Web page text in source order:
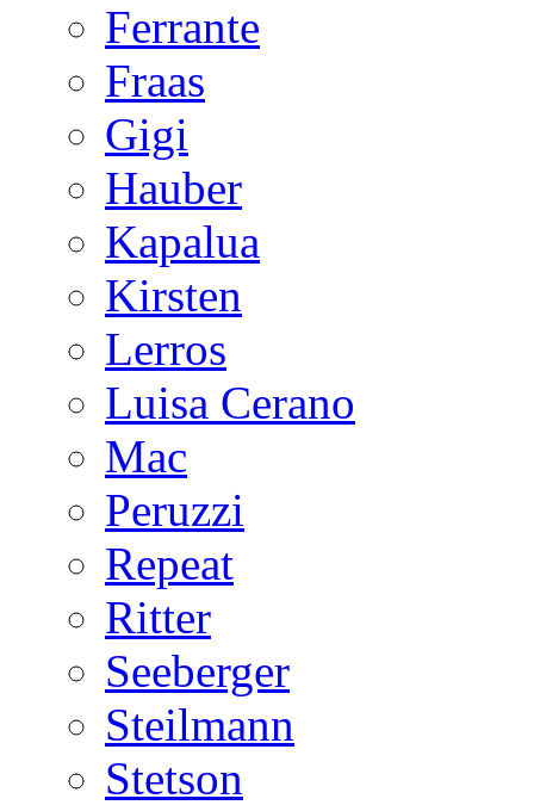
Ferrante
Fraas
Gigi
Hauber
Kapalua
Kirsten
Lerros
Luisa Cerano
Mac
Peruzzi
Repeat
Ritter
Seeberger
Steilmann
Stetson